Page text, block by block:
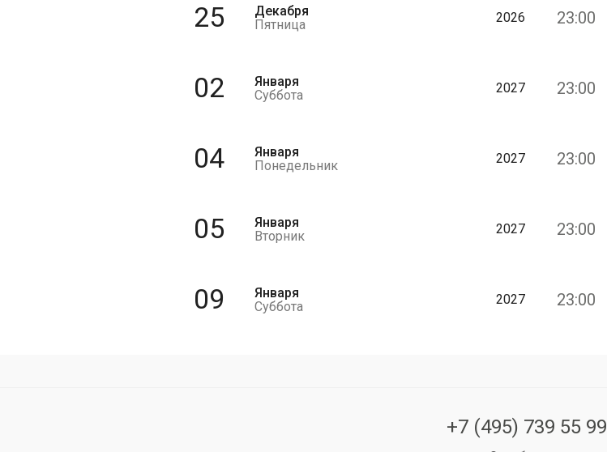
25
Декабря
Пятница
2026 23:00
02
Января
Суббота
2027 23:00
04
Января
Понедельник
2027 23:00
05
Января
Вторник
2027 23:00
09
Января
Суббота
2027 23:00
+7 (495) 739 55 99